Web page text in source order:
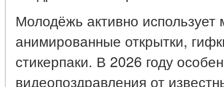
Молодёжь активно
анимированные открытки,
стикерпаки. В 2026 году
видеопоздравления от